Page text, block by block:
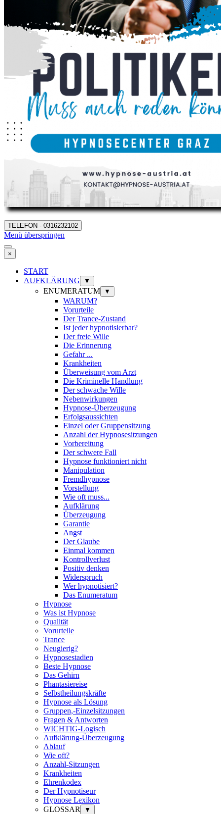
TELEFON - 0316232102
Menü überspringen
×
START
AUFKLÄRUNG
▼
ENUMERATUM ▼
WARUM?
Vorurteile
Der Trance-Zustand
Ist jeder hypnotisierbar?
Der freie Wille
Die Erinnerung
Gefahr ...
Krankheiten
Überweisung vom Arzt
Die Kriminelle Handlung
Der schwache Wille
Nebenwirkungen
Hypnose-Überzeugung
Erfolgsaussichten
Einzel oder Gruppensitzung
Anzahl der Hypnosesitzungen
Vorbereitung
Der schwere Fall
Hypnose funktioniert nicht
Manipulation
Fremdhypnose
Vorstellung
Wie oft muss...
Aufklärung
Überzeugung
Garantie
Angst
Der Glaube
Einmal kommen
Kontrollverlust
Positiv denken
Widerspruch
Wer hypnotisiert?
Das Enumeratum
Hypnose
Was ist Hypnose
Qualität
Vorurteile
Trance
Neugierig?
Hypnosestadien
Beste Hypnose
Das Gehirn
Phantasiereise
Selbstheilungskräfte
Hypnose als Lösung
Gruppen,-Einzelsitzungen
Fragen & Antworten
WICHTIG-Logisch
Aufklärung-Überzeugung
Ablauf
Wie oft?
Anzahl-Sitzungen
Krankheiten
Ehrenkodex
Der Hypnotiseur
Hypnose Lexikon
GLOSSAR
▼